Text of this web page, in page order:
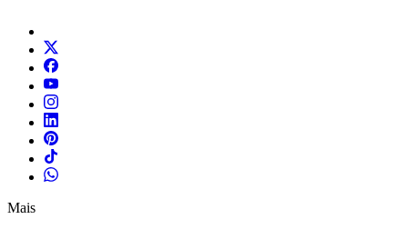
Mais